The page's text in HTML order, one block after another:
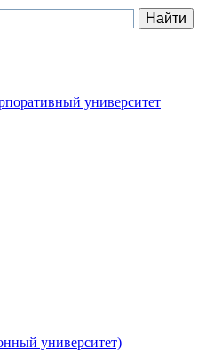
университет
университет)